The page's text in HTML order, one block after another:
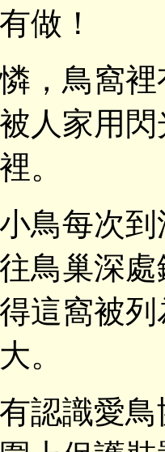
做！
，鳥窩
人家用
。
鳥每次
鳥巢深
這窩被
。
認識愛